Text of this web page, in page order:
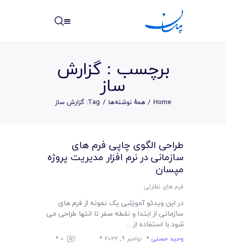
برچسب : گزارش
ساز
Home همهٔ نوشته‌ها Tag: گزارش ساز
نوشته ها
مرکز آموزش
سیستم ها
لیست قیمت محصولات
طراحی الگوی چاپی فرم های
سازمانی در نرم افزار مدیریت پروژه
مپسان
فرم های نظارتی
در این ویدئو آموزشی یک نمونه از فرم های
سازمانی از ابتدا و نقطه صفر تا انتها طراحی می
شود.با استفاده از…
وحید حسنی نوامبر 9, 2022
0